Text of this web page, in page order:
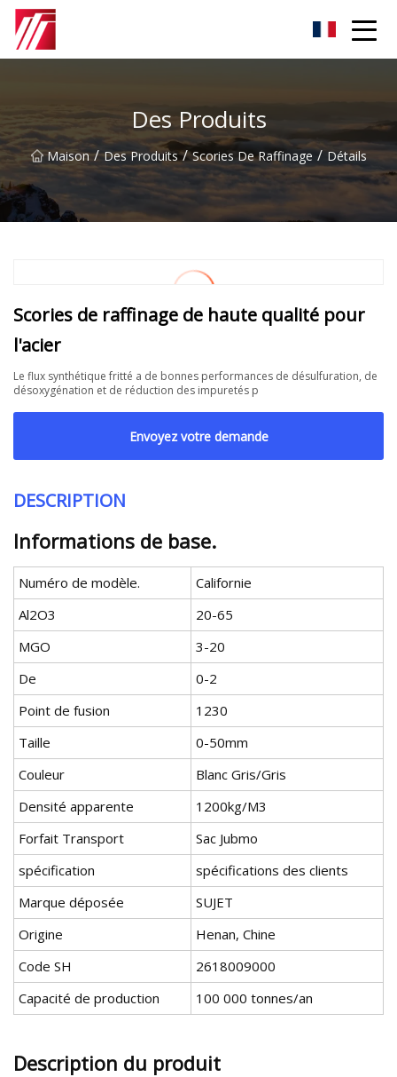
Des Produits
Maison / Des Produits / Scories De Raffinage / Détails
Scories de raffinage de haute qualité pour
l'acier
Le flux synthétique fritté a de bonnes performances de désulfuration, de
désoxygénation et de réduction des impuretés p
Envoyez votre demande
DESCRIPTION
Informations de base.
Numéro de modèle.
Californie
Al2O3
20-65
MGO
3-20
De
0-2
Point de fusion
1230
Taille
0-50mm
Couleur
Blanc Gris/Gris
Densité apparente
1200kg/M3
Forfait Transport
Sac Jubmo
spécification
spécifications des clients
Marque déposée
SUJET
Origine
Henan, Chine
Code SH
2618009000
Capacité de production
100 000 tonnes/an
Description du produit